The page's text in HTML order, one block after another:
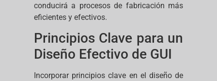
conducirá a procesos de fabricación más
eficientes y efectivos.
Principios Clave para un
Diseño Efectivo de GUI
Incorporar principios clave en el diseño de